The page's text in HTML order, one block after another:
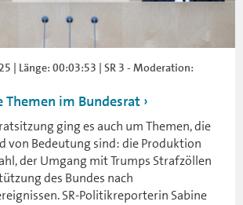
| Länge: 00:03:53 | SR 3 - Moderation:
Themen im Bundesrat
ging es auch um Themen, die
von Bedeutung sind: die Produktion
der Umgang mit Trumps Strafzöllen
des Bundes nach
SR-Politikreporterin Sabine